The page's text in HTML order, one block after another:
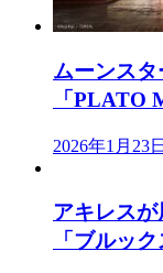
ムーンス
「PLATO
2026年1月23日
アキレス
「ブルッ